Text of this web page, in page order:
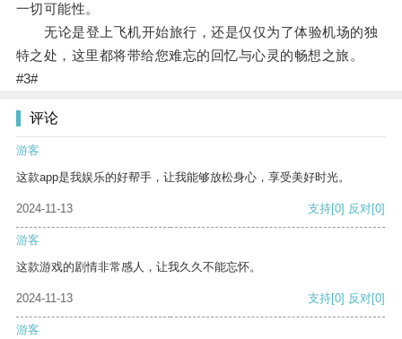
一切可能性。
无论是登上飞机开始旅行，还是仅仅为了体验机场的独
特之处，这里都将带给您难忘的回忆与心灵的畅想之旅。
#3#
评论
游客
这款app是我娱乐的好帮手，让我能够放松身心，享受美好时光。
2024-11-13 支持[0] 反对[0]
游客
这款游戏的剧情非常感人，让我久久不能忘怀。
2024-11-13 支持[0] 反对[0]
游客